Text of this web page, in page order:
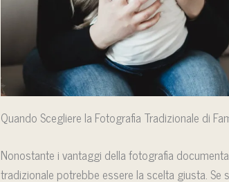
Quando Scegliere la Fotografia Tradizionale di
Nonostante i vantaggi della fotografia
tradizionale potrebbe essere la scelta giusta.